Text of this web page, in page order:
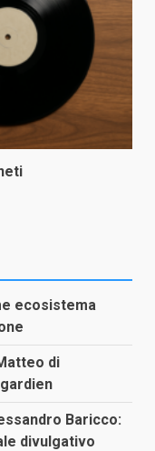
ecosistema
di
Baricco:
divulgativo